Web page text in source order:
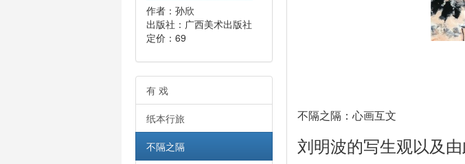
作者：孙欣
出版社：广西美术出版社
定价：69
有 戏
纸本行旅
不隔之隔
不隔之隔：心画互文
刘明波的写生观以及